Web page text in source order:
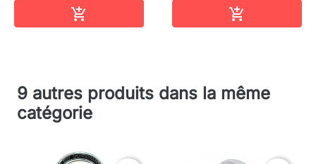
 
9 autres produits dans la même
catégorie